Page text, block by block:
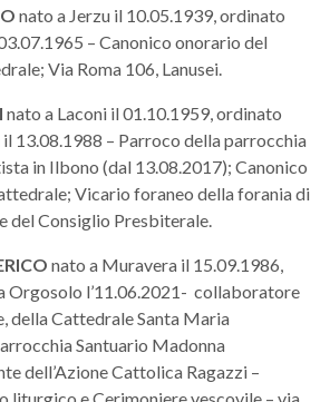
nato a Jerzu il 10.05.1939, ordinato
– Canonico onorario del
Via Roma 106, Lanusei.
nato a Laconi il 01.10.1959, ordinato
13.08.1988 – Parroco della parrocchia
in Ilbono (dal 13.08.2017); Canonico
Vicario foraneo della forania di
del Consiglio Presbiterale.
nato a Muravera il 15.09.1986,
Orgosolo l’11.06.2021- collaboratore
della Cattedrale Santa Maria
Santuario Madonna
dell’Azione Cattolica Ragazzi –